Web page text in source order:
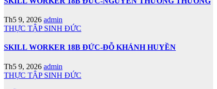
Th5 9, 2026 admin
THỰC TẬP SINH ĐỨC
SKILL WORKER 18B ĐỨC-ĐỖ KHÁNH HUYỀN
Th5 9, 2026 admin
THỰC TẬP SINH ĐỨC